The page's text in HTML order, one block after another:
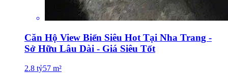
Căn Hộ View Biển Siêu Hot Tại Nha Trang -
Sở Hữu Lâu Dài - Giá Siêu Tốt
2.8 tỷ57 m²